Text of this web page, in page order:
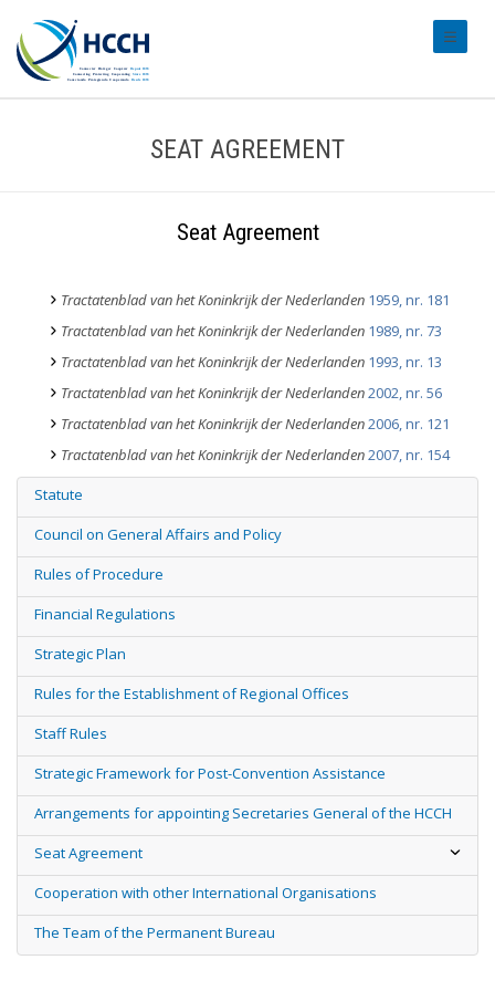
SEAT AGREEMENT
Seat Agreement
Tractatenblad van het Koninkrijk der Nederlanden 1959, nr. 181
Tractatenblad van het Koninkrijk der Nederlanden 1989, nr. 73
Tractatenblad van het Koninkrijk der Nederlanden 1993, nr. 13
Tractatenblad van het Koninkrijk der Nederlanden2002, nr. 56
Tractatenblad van het Koninkrijk der Nederlanden2006, nr. 121
Tractatenblad van het Koninkrijk der Nederlanden2007, nr. 154
Statute
Council on General Affairs and Policy
Rules of Procedure
Financial Regulations
Strategic Plan
Rules for the Establishment of Regional Offices
Staff Rules
Strategic Framework for Post-Convention Assistance
Arrangements for appointing Secretaries General of the HCCH
Seat Agreement
Cooperation with other International Organisations
The Team of the Permanent Bureau